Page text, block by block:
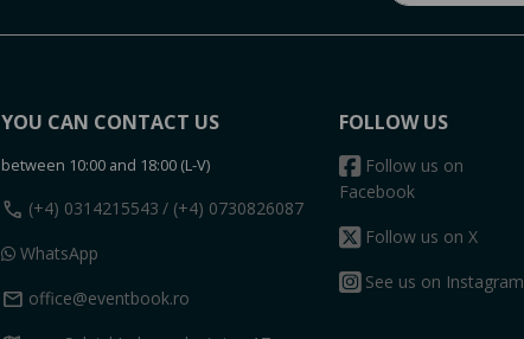
YOU CAN CONTACT US
between 10:00 and 18:00 (L-V)
call (+4) 0314215543 / (+4) 0730826087
WhatsApp
mail office@eventbook.ro
FOLLOW US
Follow us on
Facebook
Follow us on X
See us on Instagram